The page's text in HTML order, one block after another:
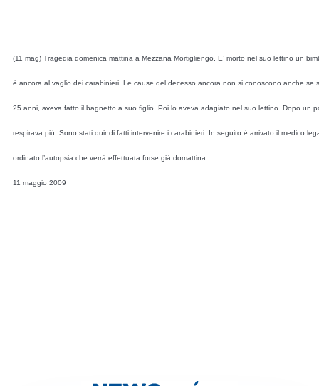
(11 mag) Tragedia domenica mattina a Mezzana Mortigliengo. E’ morto nel suo lettino un
è ancora al vaglio dei carabinieri. Le cause del decesso ancora non si conoscono anche
25 anni, aveva fatto il bagnetto a suo figlio. Poi lo aveva adagiato nel suo lettino. Dopo un
respirava più. Sono stati quindi fatti intervenire i carabinieri. In seguito è arrivato il medico
ordinato l’autopsia che verrà effettuata forse già domattina.
11 maggio 2009